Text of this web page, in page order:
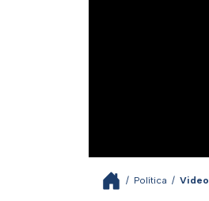
/ Política / Video